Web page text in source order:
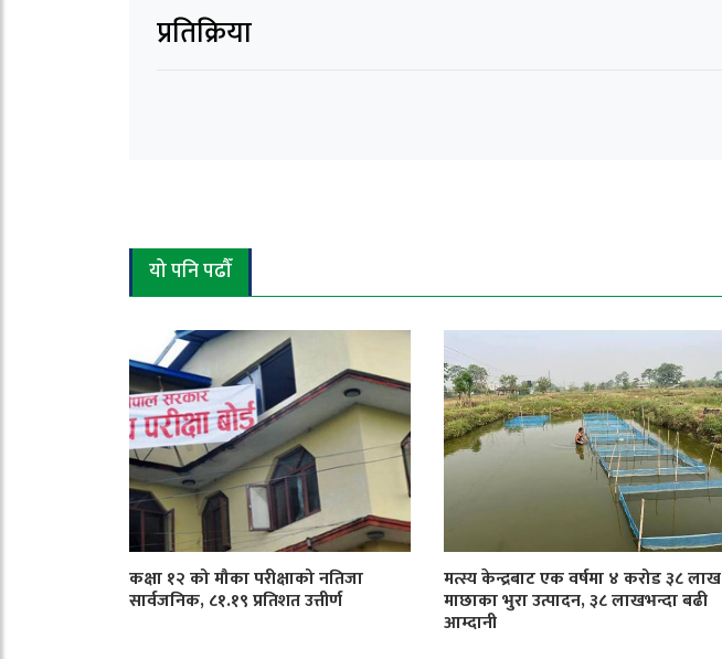
प्रतिक्रिया
यो पनि पढौँ
कक्षा १२ को मौका परीक्षाको नतिजा
सार्वजनिक, ८१.१९ प्रतिशत उत्तीर्ण
मत्स्य केन्द्रबाट एक वर्षमा ४ करोड ३८ लाख
माछाका भुरा उत्पादन, ३८ लाखभन्दा बढी
आम्दानी